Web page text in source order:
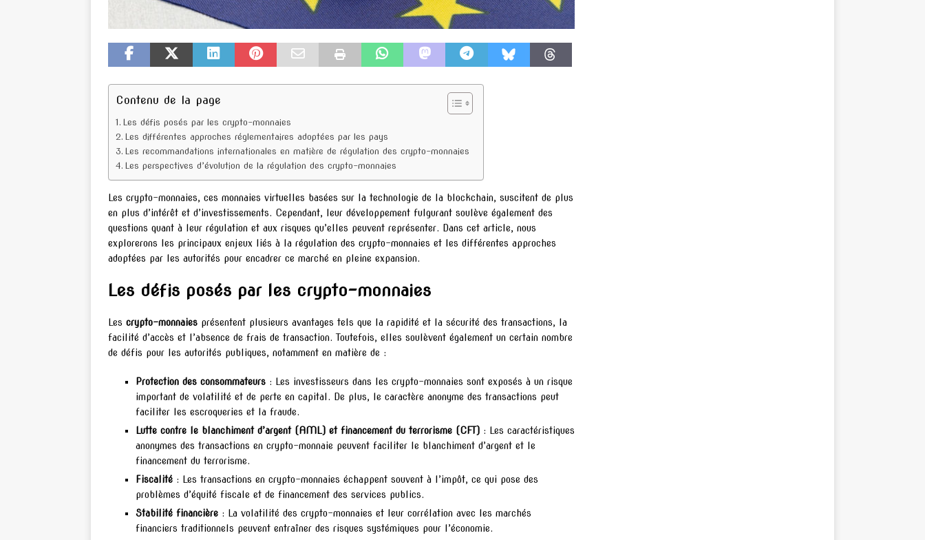
Contenu de la page
Les défis posés par les crypto-monnaies
Les différentes approches réglementaires adoptées par les pays
Les recommandations internationales en matière de régulation des crypto-monnaies
Les perspectives d’évolution de la régulation des crypto-monnaies
Les crypto-monnaies, ces monnaies virtuelles basées sur la technologie de la blockchain, suscitent de plus
en plus d’intérêt et d’investissements. Cependant, leur développement fulgurant soulève également des
questions quant à leur régulation et aux risques qu’elles peuvent représenter. Dans cet article, nous
explorerons les principaux enjeux liés à la régulation des crypto-monnaies et les différentes approches
adoptées par les autorités pour encadrer ce marché en pleine expansion.
Les défis posés par les crypto-monnaies
Les crypto-monnaies présentent plusieurs avantages tels que la rapidité et la sécurité des transactions, la
facilité d’accès et l’absence de frais de transaction. Toutefois, elles soulèvent également un certain nombre
de défis pour les autorités publiques, notamment en matière de :
Protection des consommateurs : Les investisseurs dans les crypto-monnaies sont exposés à un risque
important de volatilité et de perte en capital. De plus, le caractère anonyme des transactions peut
faciliter les escroqueries et la fraude.
Lutte contre le blanchiment d’argent (AML) et financement du terrorisme (CFT) : Les caractéristiques
anonymes des transactions en crypto-monnaie peuvent faciliter le blanchiment d’argent et le
financement du terrorisme.
Fiscalité : Les transactions en crypto-monnaies échappent souvent à l’impôt, ce qui pose des
problèmes d’équité fiscale et de financement des services publics.
Stabilité financière : La volatilité des crypto-monnaies et leur corrélation avec les marchés
financiers traditionnels peuvent entraîner des risques systémiques pour l’économie.